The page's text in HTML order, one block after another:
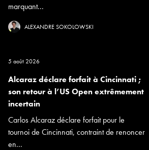
marquant...
ALEXANDRE SOKOLOWSKI
5 août 2026
Alcaraz déclare forfait à Cincinnati ;
son retour à l’US Open extrêmement
incertain
Carlos Alcaraz déclare forfait pour le
tournoi de Cincinnati, contraint de renoncer
en...